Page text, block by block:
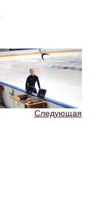
Следующая